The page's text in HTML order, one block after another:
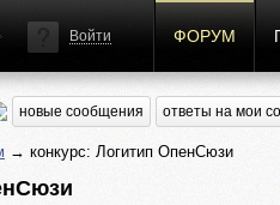
Войти ФОРУМ
новые сообщения ответы на мои
→ конкурс: Логитип ОпенСюзи